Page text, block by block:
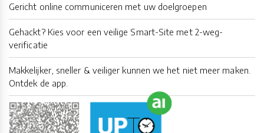
Gericht online communiceren met uw doelgroepen
Gehackt? Kies voor een veilige Smart-Site met 2-weg-
verificatie
Makkelijker, sneller & veiliger kunnen we het niet meer maken.
Ontdek de app.